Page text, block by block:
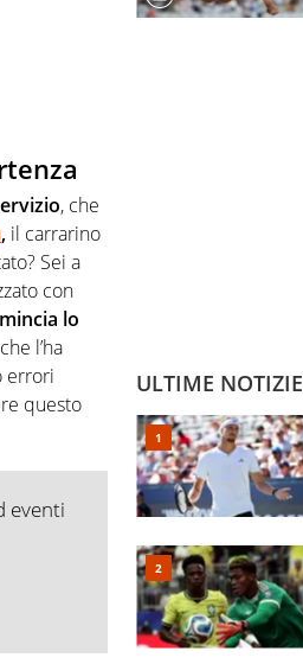
, che
, il carrarino
Sei a
con
lo
l’ha
errori
questo
eventi
ULTIME NOTIZIE